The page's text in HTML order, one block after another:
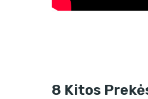
8 Kitos